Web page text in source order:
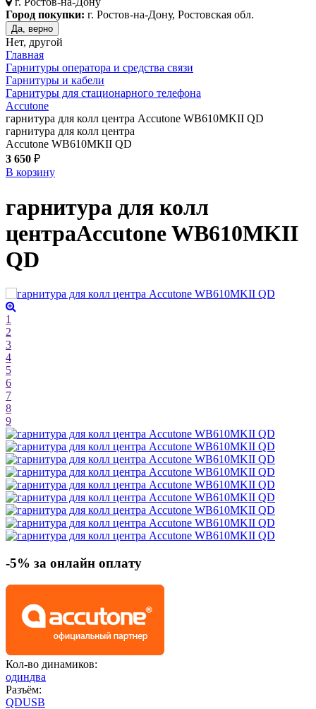
Город покупки: г. Ростов-на-Дону, Ростовская обл.
Да, верно
Нет, другой
Главная
Гарнитуры оператора и средства связи
Гарнитуры и кабели
Гарнитуры для стационарного телефона
Accutone
гарнитура для колл центра Accutone WB610MKII QD
гарнитура для колл центра
Accutone WB610MKII QD
3 650 ₽
В корзину
гарнитура для колл
центраAccutone WB610MKII
QD
1
2
3
4
5
6
7
8
9
-5% за онлайн оплату
Кол-во динамиков:
одиндва
Разъём:
QDUSB